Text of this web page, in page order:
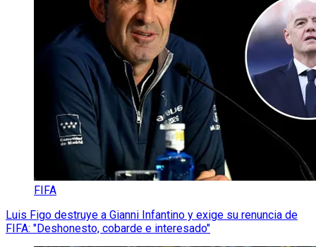
FIFA
Luis Figo destruye a Gianni Infantino y exige su renuncia de
FIFA: "Deshonesto, cobarde e interesado"